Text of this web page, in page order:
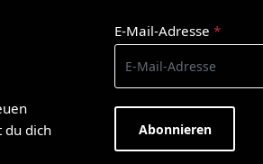
du dich
E-Mail-Adresse *
Abonnieren